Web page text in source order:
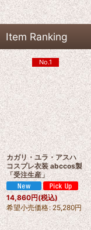
Item Ranking
No.1
カガリ・ユラ・アスハ
コスプレ衣装 abccos製
「受注生産」
14,860円(税込)
希望小売価格: 25,280円